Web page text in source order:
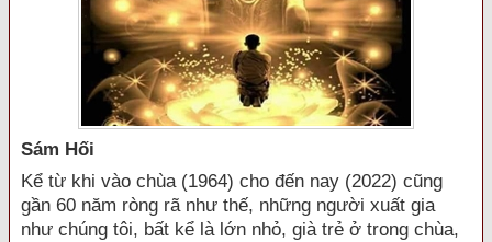
Sám Hối
Kể từ khi vào chùa (1964) cho đến nay (2022) cũng
gần 60 năm ròng rã như thế, những người xuất gia
như chúng tôi, bất kể là lớn nhỏ, già trẻ ở trong chùa,